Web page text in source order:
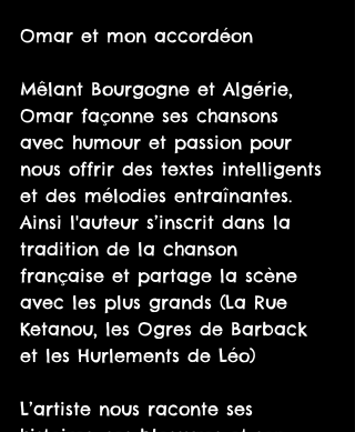
Omar et mon accordéon
Mêlant Bourgogne et Algérie,
Omar façonne ses chansons
avec humour et passion pour
nous offrir des textes intelligents
et des mélodies entraînantes.
Ainsi l'auteur s’inscrit dans la
tradition de la chanson
française et partage la scène
avec les plus grands (La Rue
Ketanou, les Ogres de Barback
et les Hurlements de Léo)
L’artiste nous raconte ses